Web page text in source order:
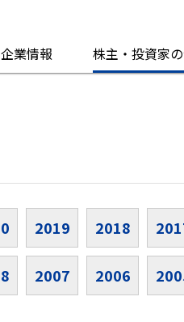
企業情報 株主・投資家
2019 2018
2007 2006